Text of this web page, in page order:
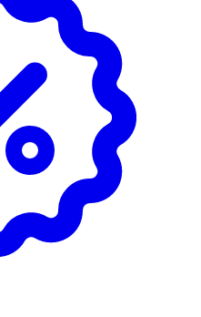
direkt solljus.